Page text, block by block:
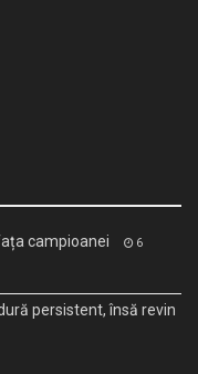
campioanei 6
persistent, însă revin